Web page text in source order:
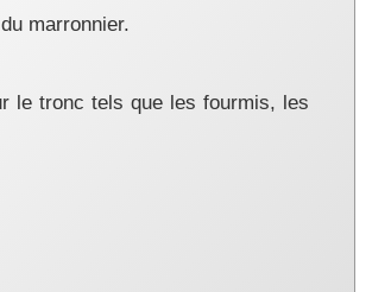
marronnier.
le tronc tels que les fourmis, les